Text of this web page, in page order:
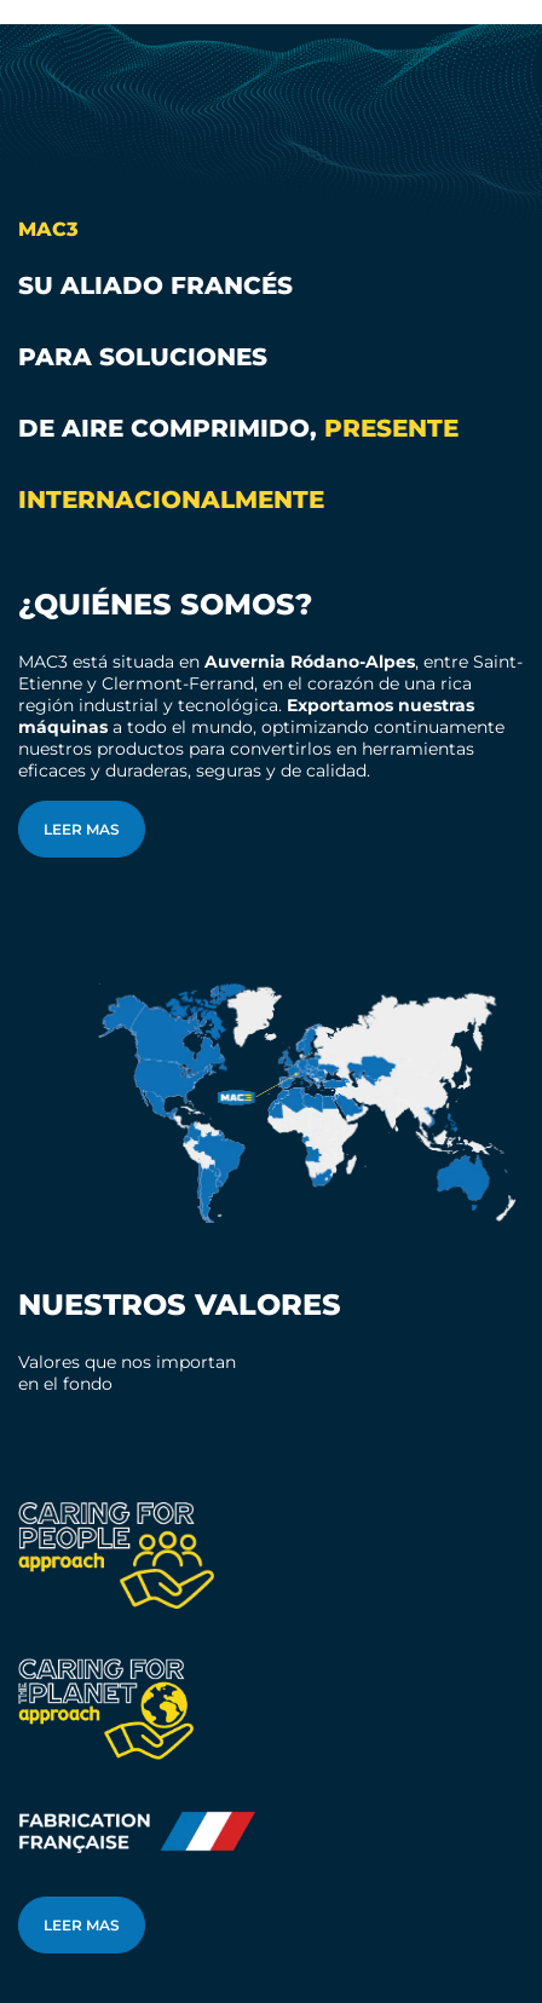
MAC3
SU ALIADO FRANCÉS
PARA SOLUCIONES
DE AIRE COMPRIMIDO, PRESENTE
INTERNACIONALMENTE
¿QUIÉNES SOMOS?
MAC3 está situada en Auvernia Ródano-Alpes, entre Saint-
Etienne y Clermont-Ferrand, en el corazón de una rica
región industrial y tecnológica. Exportamos nuestras
máquinas a todo el mundo, optimizando continuamente
nuestros productos para convertirlos en herramientas
eficaces y duraderas, seguras y de calidad.
LEER MAS
NUESTROS VALORES
Valores que nos importan
en el fondo
LEER MAS